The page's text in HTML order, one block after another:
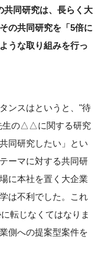
同研究は、長らく大
の共同研究を「5倍に
うな取り組みを行っ
ンスはというと、"待
生の△△に関する研究
同研究したい」とい
ーマに対する共同研
に本社を置く大企業
は不利でした。これ
転じなくてはなりま
側への提案型案件を